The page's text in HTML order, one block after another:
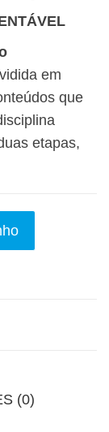
em
que
etapas,
(0)